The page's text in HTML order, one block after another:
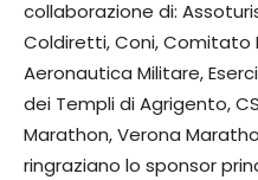
collaborazione di:
Coldiretti, Coni, Comitato
Aeronautica Militare,
dei Templi di Agrigento,
Marathon, Verona
ringraziano lo sponsor